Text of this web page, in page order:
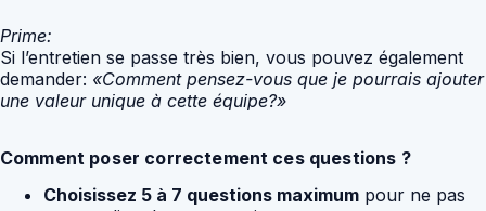
Prime:
Si l’entretien se passe très bien, vous pouvez également
demander: «Comment pensez-vous que je pourrais ajouter
une valeur unique à cette équipe?»
Comment poser correctement ces questions ?
Choisissez 5 à 7 questions maximum pour ne pas